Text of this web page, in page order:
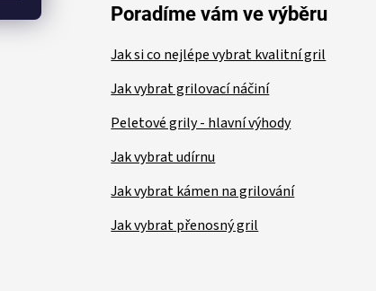
Poradíme vám ve výběru
Jak si co nejlépe vybrat kvalitní gril
Jak vybrat grilovací náčiní
Peletové grily - hlavní výhody
Jak vybrat udírnu
Jak vybrat kámen na grilování
Jak vybrat přenosný gril